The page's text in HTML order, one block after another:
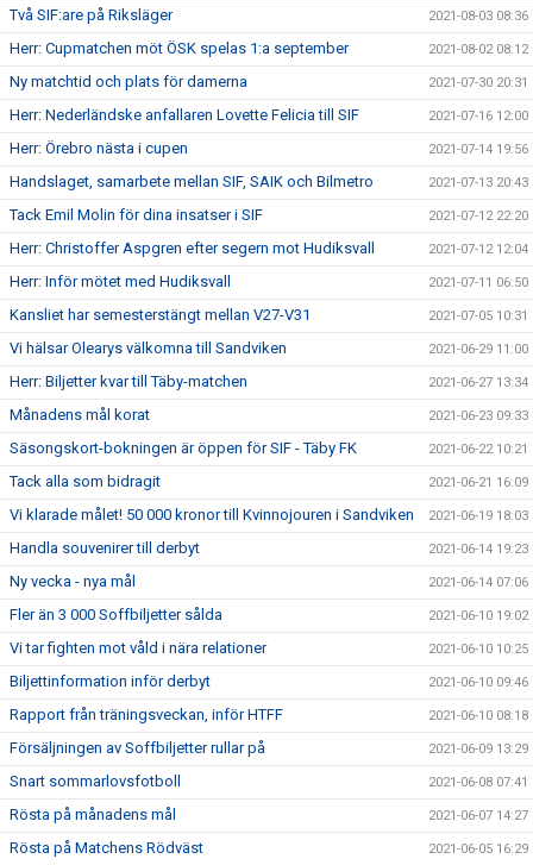
Två SIF:are på Riksläger 2021-08-03 08:36
Herr: Cupmatchen möt ÖSK spelas 1:a september 2021-08-02 08:12
Ny matchtid och plats för damerna 2021-07-30 20:31
Herr: Nederländske anfallaren Lovette Felicia till SIF 2021-07-16 12:00
Herr: Örebro nästa i cupen 2021-07-14 19:56
Handslaget, samarbete mellan SIF, SAIK och Bilmetro 2021-07-13 20:43
Tack Emil Molin för dina insatser i SIF 2021-07-12 22:20
Herr: Christoffer Aspgren efter segern mot Hudiksvall 2021-07-12 12:04
Herr: Inför mötet med Hudiksvall 2021-07-11 06:50
Kansliet har semesterstängt mellan V27-V31 2021-07-05 10:31
Vi hälsar Olearys välkomna till Sandviken 2021-06-29 11:00
Herr: Biljetter kvar till Täby-matchen 2021-06-27 13:34
Månadens mål korat 2021-06-23 09:33
Säsongskort-bokningen är öppen för SIF - Täby FK 2021-06-22 10:21
Tack alla som bidragit 2021-06-21 16:09
Vi klarade målet! 50 000 kronor till Kvinnojouren i Sandviken 2021-06-19 18:03
Handla souvenirer till derbyt 2021-06-14 19:23
Ny vecka - nya mål 2021-06-14 07:06
Fler än 3 000 Soffbiljetter sålda 2021-06-10 19:02
Vi tar fighten mot våld i nära relationer 2021-06-10 10:25
Biljettinformation inför derbyt 2021-06-10 09:46
Rapport från träningsveckan, inför HTFF 2021-06-10 08:18
Försäljningen av Soffbiljetter rullar på 2021-06-09 13:29
Snart sommarlovsfotboll 2021-06-08 07:41
Rösta på månadens mål 2021-06-07 14:27
Rösta på Matchens Rödväst 2021-06-05 16:29